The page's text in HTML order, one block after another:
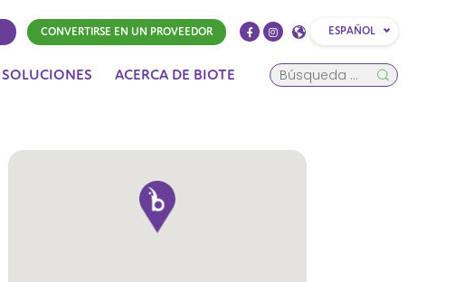
CONVERTIRSE EN UN PROVEEDOR ESPAÑOL
SOLUCIONES ACERCA DE BIOTE